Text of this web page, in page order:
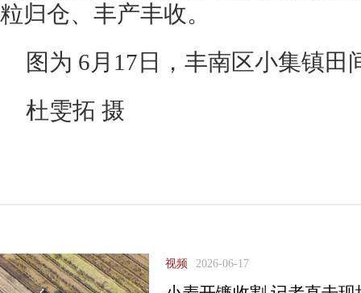
粒归仓、丰产丰收。
图为 6月17日，丰南区小集镇
杜雯拓 摄
视频 2026-06-17